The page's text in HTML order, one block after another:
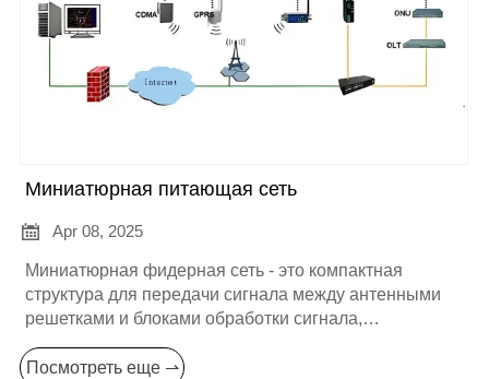
Миниатюрная питающая сеть

Apr 08, 2025
Миниатюрная фидерная сеть - это компактная
структура для передачи сигнала между антенными
решетками и блоками обработки сигнала,
и передачи сигнала в небольшом пространстве. Вот
Посмотреть еще ⇀